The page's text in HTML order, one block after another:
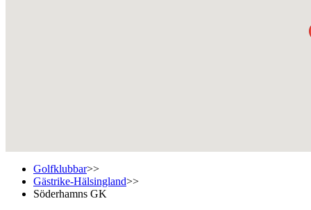
Golfklubbar>>
Gästrike-Hälsingland>>
Söderhamns GK